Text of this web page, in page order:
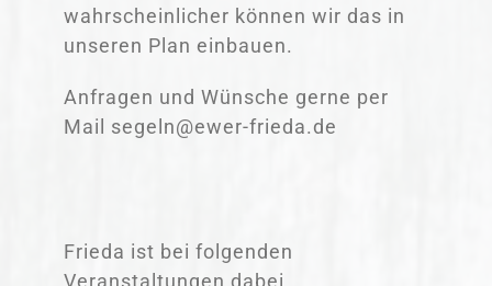
wahrscheinlicher können wir das in
unseren Plan einbauen.
Anfragen und Wünsche gerne per
Mail segeln@ewer-frieda.de
Frieda ist bei folgenden